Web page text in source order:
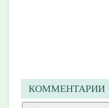
КОММЕНТАРИИ